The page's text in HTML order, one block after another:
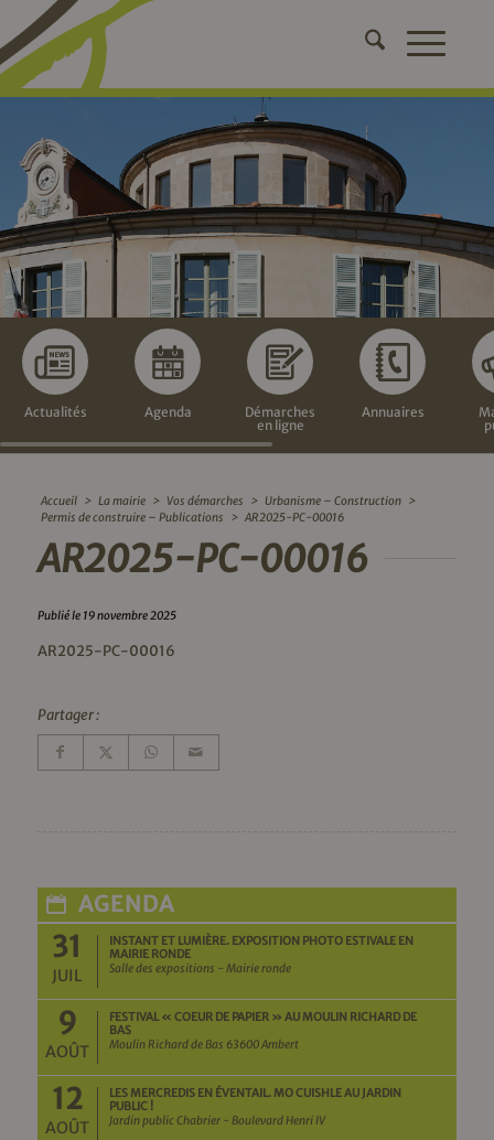
Actualités Agenda
Démarches
en ligne
Annuaires
Accueil > La mairie > Vos démarches > Urbanisme – Construction >
Permis de construire – Publications
> AR2025-PC-00016
AR2025-PC-00016
Publié le 19 novembre 2025
AR2025-PC-00016
Partager :
AGENDA
31
JUIL
INSTANT ET LUMIÈRE. EXPOSITION PHOTO ESTIVALE EN
MAIRIE RONDE
Salle des expositions - Mairie ronde
9
AOÛT
FESTIVAL « COEUR DE PAPIER » AU MOULIN RICHARD DE
BAS
Moulin Richard de Bas 63600 Ambert
12
AOÛT
LES MERCREDIS EN ÉVENTAIL. MO CUISHLE AU JARDIN
PUBLIC !
Jardin public Chabrier - Boulevard Henri IV